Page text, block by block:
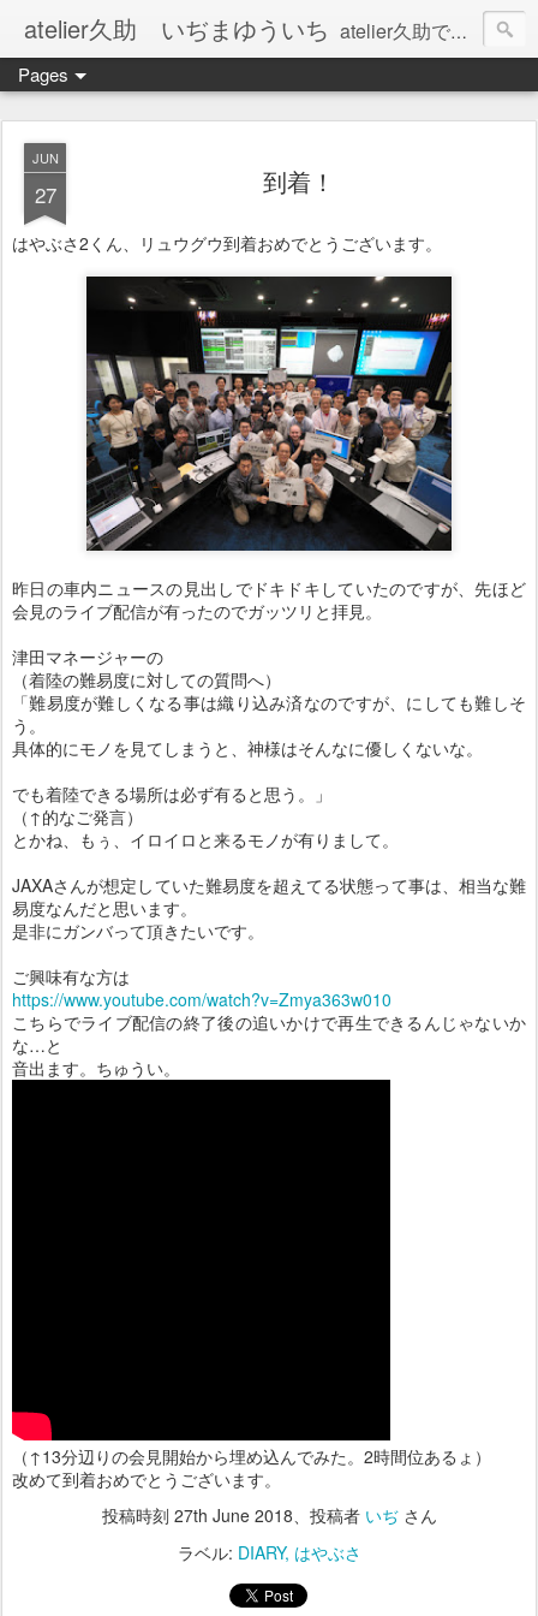
atelier久助 いぢまゆういち atelier久助では土と火から暖かなモノたちを生み出しています。 ご覧になられた方が和んで頂ければ幸いです。
Pages
JUN
27 到着！
はやぶさ2くん、リュウグウ到着おめでとうございます。
昨日の車内ニュースの見出しでドキドキしていたのですが、先ほど
会見のライブ配信が有ったのでガッツリと拝見。
津田マネージャーの
（着陸の難易度に対しての質問へ）
「難易度が難しくなる事は織り込み済なのですが、にしても難しそ
う。
具体的にモノを見てしまうと、神様はそんなに優しくないな。
でも着陸できる場所は必ず有ると思う。」
（↑的なご発言）
とかね、もぅ、イロイロと来るモノが有りまして。
JAXAさんが想定していた難易度を超えてる状態って事は、相当な難
易度なんだと思います。
是非にガンバって頂きたいです。
ご興味有な方は
https://www.youtube.com/watch?v=Zmya363w010
こちらでライブ配信の終了後の追いかけで再生できるんじゃないか
な…と
音出ます。ちゅうい。
（↑13分辺りの会見開始から埋め込んでみた。2時間位あるょ）
改めて到着おめでとうございます。
投稿時刻 27th June 2018、投稿者 いぢさん
ラベル: DIARY はやぶさ